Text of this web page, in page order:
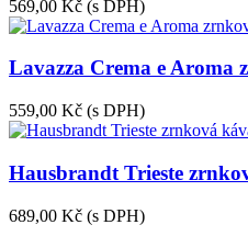
569,00 Kč (s DPH)
Lavazza Crema e Aroma
559,00 Kč (s DPH)
Hausbrandt Trieste
689,00 Kč (s DPH)